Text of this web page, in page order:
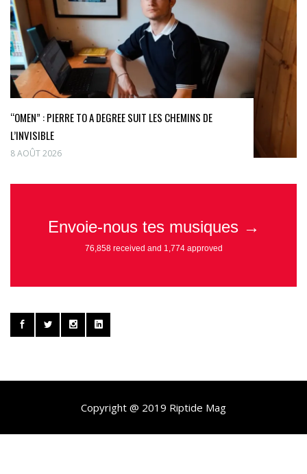
“OMEN” : PIERRE TO A DEGREE SUIT LES CHEMINS DE
L’INVISIBLE
8 AOÛT 2026
Copyright @ 2019 Riptide Mag